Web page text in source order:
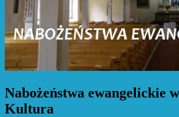
Nabożeństwa ewangelickie
Kultura